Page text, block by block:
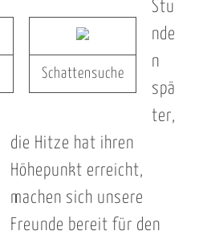
Schattensuche
Stu
nde
n
spä
ter,
die Hitze hat ihren
Höhepunkt erreicht,
machen sich unsere
Freunde bereit für den